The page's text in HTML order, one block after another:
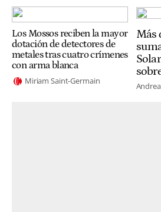
Los Mossos reciben la mayor
dotación de detectores de
metales tras cuatro crímenes
con arma blanca
Miriam Saint-Germain
Más